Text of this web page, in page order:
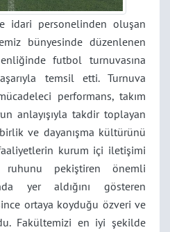
idari personelinden oluşan
bünyesinde düzenlenen
futbol turnuvasına
temsil etti. Turnuva
performans, takım
anlayışıyla takdir toplayan
ve dayanışma kültürünü
kurum içi iletişimi
pekiştiren önemli
yer aldığını gösteren
ortaya koyduğu özveri ve
Fakültemizi en iyi şekilde